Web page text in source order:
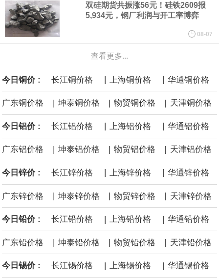
进一步扩大全年营运成果。
美国国会预算办公室（CBO）于当地时间5日发布报告称，美国海军
计划建造的15艘核动力“特朗普级”（Trump-class）战列舰，从研发
到采购的总费用可能高达2750亿美元，为美国有史以来最昂贵的水
面战舰项目之一。 根据CBO的初步估算，首舰造价约234亿美元，
后续14艘平均每艘约180亿美元。
黄金价格有望录得自今年1月以来最大单周涨幅。油价走弱为金价提
供支撑，同时投资者正等待美国非农就业数据，以寻找美国利率前
景的线索。StoneX高级分析师马特·辛普森表示，中东和平前景改善
海力士：龙仁工厂将生产高带宽内存（HBM）及其他下一代动态随
双硅期货共振涨56元！硅铁2609报
5,934元，钢厂利润与开工率博弈
08-07
查看更多...
今日铜价 : 长江铜价格 | 上海铜价格 | 华通铜价格
广东铜价格 | 坤泰铜价格 | 物贸铜价格 | 天津铜价格
今日铝价 : 长江铝价格 上海铝价格 华通铝价格
广东铝价格 | 坤泰铝价格 | 物贸铝价格 | 天津铝价格
今日锌价 : 长江锌价格 上海锌价格 华通锌价格
广东锌价格 | 坤泰锌价格 | 物贸锌价格 | 天津锌价格
今日铅价 : 长江铅价格 | 上海铅价格 | 华通铅价格
广东铅价格 坤泰铅价格 物贸铅价格 天津铅价格
今日锡价 : 长江锡价格 | 上海锡价格 | 华通锡价格